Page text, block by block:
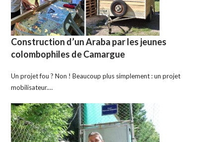
Construction d’un Araba par les jeunes
colombophiles de Camargue
Un projet fou ? Non ! Beaucoup plus simplement : un projet
mobilisateur.…